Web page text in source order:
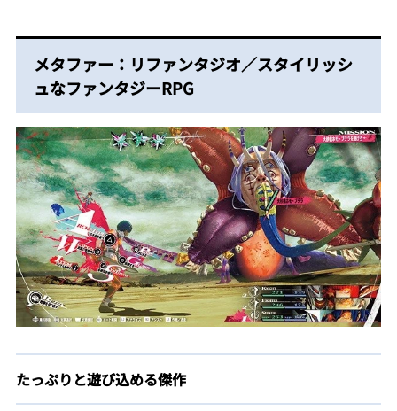
メタファー：リファンタジオ／スタイリッシ
ュなファンタジーRPG
たっぷりと遊び込める傑作